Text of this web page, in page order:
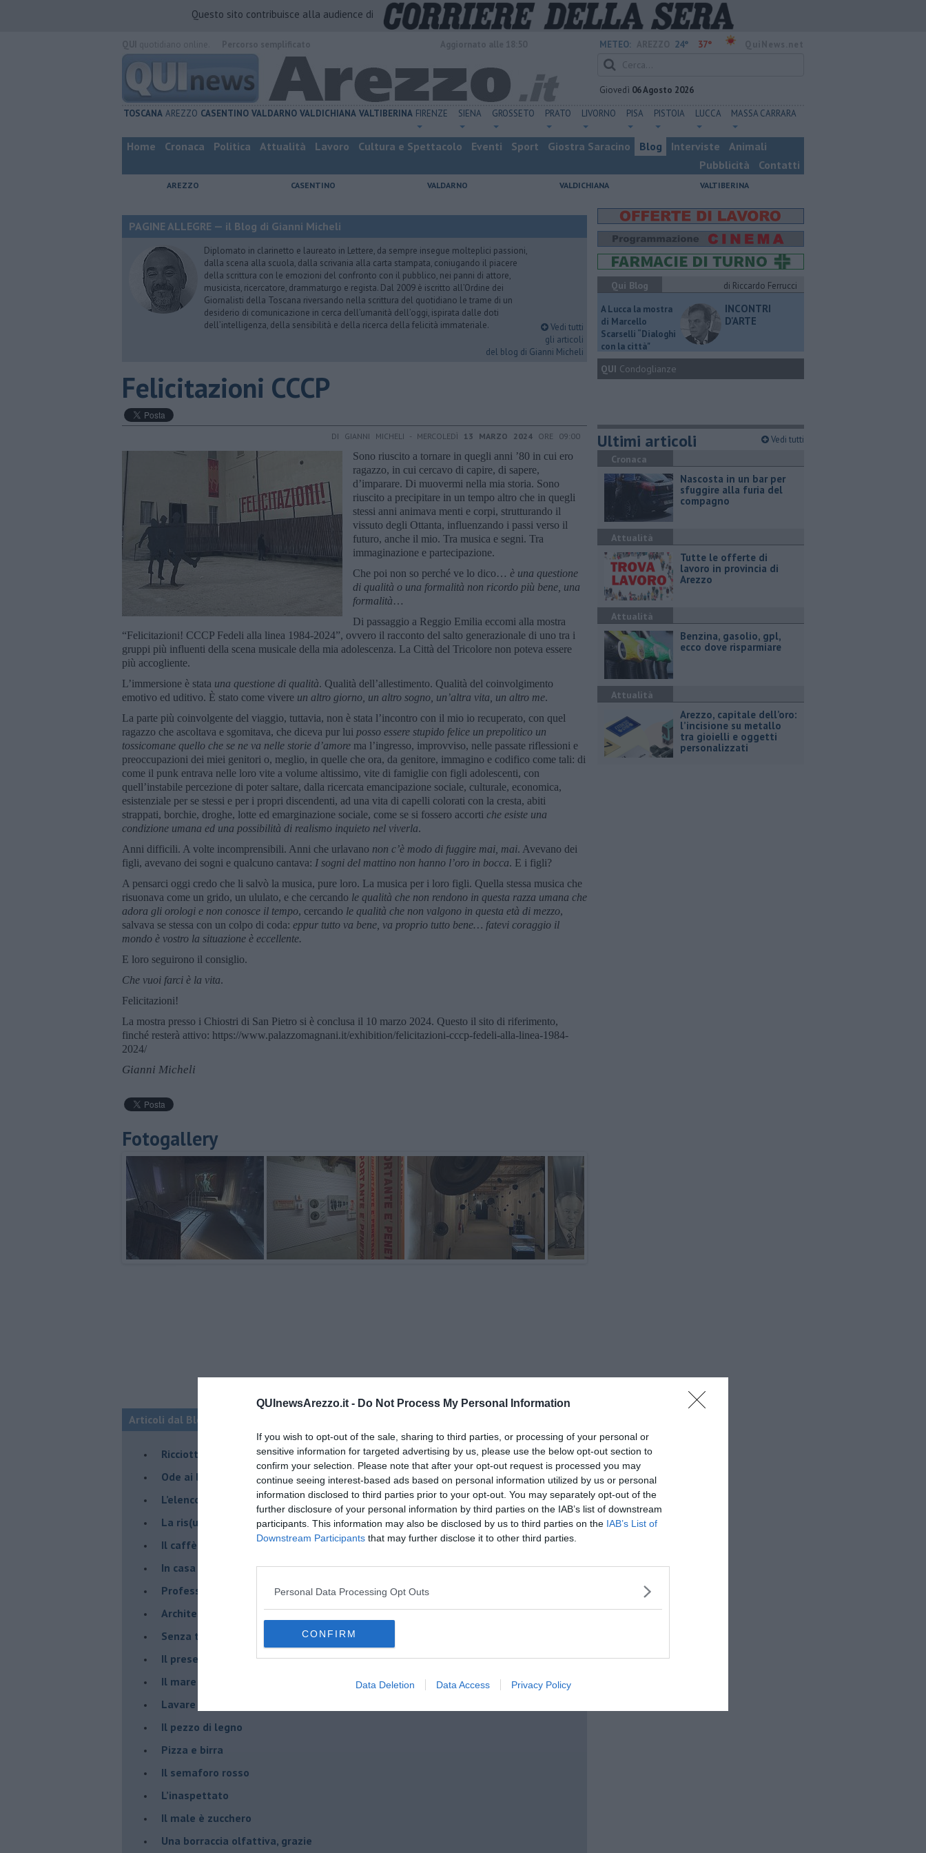
QUInewsArezzo.it - Do Not Process My Personal Information
If you wish to opt-out of the sale, sharing to third parties, or processing of your personal or
sensitive information for targeted advertising by us, please use the below opt-out section to
confirm your selection. Please note that after your opt-out request is processed you may
continue seeing interest-based ads based on personal information utilized by us or personal
information disclosed to third parties prior to your opt-out. You may separately opt-out of the
further disclosure of your personal information by third parties on the IAB’s list of downstream
participants. This information may also be disclosed by us to third parties on the IAB’s List of
Downstream Participants that may further disclose it to other third parties.
Personal Data Processing Opt Outs
CONFIRM
Data Deletion Data Access Privacy Policy
Questo sito contribuisce alla audience di
METEO: 24° 37°
Giovedì 06 Agosto 2026
TOSCANA AREZZO CASENTINO VALDARNO VALDICHIANA VALTIBERINA FIRENZE SIENA GROSSETO PRATO LIVORNO PISA PISTOIA LUCCA MASSA CARRARA
Home Cronaca Politica Attualità Lavoro Cultura e Spettacolo Eventi Sport Giostra Saracino Blog Interviste
Animali
Pubblicità
Contatti
AREZZO CASENTINO VALDARNO VALDICHIANA VALTIBERINA
PAGINE ALLEGRE — il Blog di Gianni Micheli
Diplomato in clarinetto e laureato in Lettere, da sempre insegue molteplici passioni,
dalla scena alla scuola, dalla scrivania alla carta stampata, coniugando il piacere
della scrittura con le emozioni del confronto con il pubblico, nei panni di attore,
musicista, ricercatore, drammaturgo e regista. Dal 2009 è iscritto all’Ordine dei
Giornalisti della Toscana riversando nella scrittura del quotidiano le trame di un
desiderio di comunicazione in cerca dell’umanità dell’oggi, ispirata dalle doti
dell’intelligenza, della sensibilità e della ricerca della felicità immateriale.
Vedi tutti
gli articoli
del blog di Gianni Micheli
Felicitazioni CCCP
DI GIANNI MICHELI - MERCOLEDÌ 13 MARZO 2024 ORE 09:00
Sono riuscito a tornare in quegli anni ’80 in cui ero
ragazzo, in cui cercavo di capire, di sapere,
d’imparare. Di muovermi nella mia storia. Sono
riuscito a precipitare in un tempo altro che in quegli
stessi anni animava menti e corpi, strutturando il
vissuto degli Ottanta, influenzando i passi verso il
futuro, anche il mio. Tra musica e segni. Tra
immaginazione e partecipazione.
Che poi non so perché ve lo dico… è una questione
di qualità o una formalità non ricordo più bene, una
formalità…
Di passaggio a Reggio Emilia eccomi alla mostra
“Felicitazioni! CCCP Fedeli alla linea 1984-2024”, ovvero il racconto del salto generazionale di uno tra i
gruppi più influenti della scena musicale della mia adolescenza. La Città del Tricolore non poteva essere
più accogliente.
L’immersione è stata una questione di qualità. Qualità dell’allestimento. Qualità del coinvolgimento
emotivo ed uditivo. È stato come vivere un altro giorno, un altro sogno, un’altra vita, un altro me.
La parte più coinvolgente del viaggio, tuttavia, non è stata l’incontro con il mio io recuperato, con quel
ragazzo che ascoltava e sgomitava, che diceva pur lui posso essere stupido felice un prepolitico un
tossicomane quello che se ne va nelle storie d’amore ma l’ingresso, improvviso, nelle passate riflessioni e
preoccupazioni dei miei genitori o, meglio, in quelle che ora, da genitore, immagino e codifico come tali: di
come il punk entrava nelle loro vite a volume altissimo, vite di famiglie con figli adolescenti, con
quell’instabile percezione di poter saltare, dalla ricercata emancipazione sociale, culturale, economica,
esistenziale per se stessi e per i propri discendenti, ad una vita di capelli colorati con la cresta, abiti
strappati, borchie, droghe, lotte ed emarginazione sociale, come se si fossero accorti che esiste una
condizione umana ed una possibilità di realismo inquieto nel viverla.
Anni difficili. A volte incomprensibili. Anni che urlavano non c’è modo di fuggire mai, mai. Avevano dei
figli, avevano dei sogni e qualcuno cantava: I sogni del mattino non hanno l’oro in bocca. E i figli?
A pensarci oggi credo che li salvò la musica, pure loro. La musica per i loro figli. Quella stessa musica che
risuonava come un grido, un ululato, e che cercando le qualità che non rendono in questa razza umana che
adora gli orologi e non conosce il tempo, cercando le qualità che non valgono in questa età di mezzo,
salvava se stessa con un colpo di coda: eppur tutto va bene, va proprio tutto bene… fatevi coraggio il
mondo è vostro la situazione è eccellente.
E loro seguirono il consiglio.
Che vuoi farci è la vita.
Felicitazioni!
La mostra presso i Chiostri di San Pietro si è conclusa il 10 marzo 2024. Questo il sito di riferimento,
finché resterà attivo: https://www.palazzomagnani.it/exhibition/felicitazioni-cccp-fedeli-alla-linea-1984-
2024/
Gianni Micheli
Fotogallery
Articoli dal Blog “Pagine allegre” di Gianni Micheli
​Ricciotti Ensemble: ovunque e per tutti
Ode ai lacci
​L’elenco telefonico
​La ris(u)onanza
​Il caffè Mattia Moreni
​In casa ho una macchina del tempo
Professione: reporter
Architettura che abbaglia
​Senza tasche, un po’ come me
​Il presepe di San Martino
​Il mare d’autunno
​Lavare la coscienza
​Il pezzo di legno
​Pizza e birra
​Il semaforo rosso
​L’inaspettato
​Il male è zucchero
​Una borraccia olfattiva, grazie
Qui Blog
di Riccardo Ferrucci
A Lucca la mostra
di Marcello
Scarselli “Dialoghi
con la città"
INCONTRI
D'ARTE
QUI Condoglianze
Ultimi articoli Vedi tutti
Cronaca
Nascosta in un bar per
sfuggire alla furia del
compagno
Attualità
​Tutte le offerte di
lavoro in provincia di
Arezzo
Attualità
​Benzina, gasolio, gpl,
ecco dove risparmiare
Attualità
Arezzo, capitale dell’oro:
l’incisione su metallo
tra gioielli e oggetti
personalizzati